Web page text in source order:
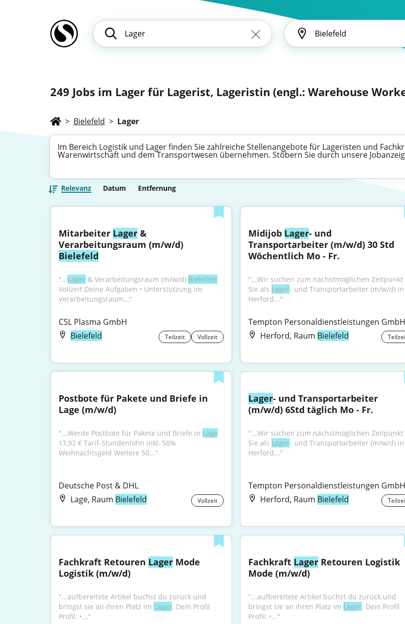
249 Jobs im Lager für Lagerist, Lageristin (engl.: Warehouse
> Bielefeld > Lager
Im Bereich Logistik und Lager finden Sie zahlreiche Stellenangebote für Lageristen und
Warenwirtschaft und dem Transportwesen übernehmen. Stöbern Sie durch unsere
Relevanz Datum Entfernung
Mitarbeiter Lager &
Bielefeld
"...Lager & Verarbeitungsraum (m/w/d) Bielefeld
Vollzeit Deine Aufgaben • Unterstützung im
Verarbeitungsraum..."
CSL Plasma GmbH
Bielefeld
Teilzeit Vollzeit
Midijob Lager- und
Transportarbeiter (m/w/d) 30 Std
Wöchentlich Mo - Fr.
"...Wir suchen zum nächstmöglichen Zeitpunkt
Sie als Lager- und Transportarbeiter (m/w/d) in
Herford..."
Tempton Personaldienstleistungen GmbH
Herford, Raum Bielefeld
Postbote für Pakete und Briefe in
Lage (m/w/d)
"...Werde Postbote für Pakete und Briefe in Lage
17,92 € Tarif-Stundenlohn inkl. 50%
Weihnachtsgeld Weitere 50..."
Deutsche Post & DHL
Lage, Raum Bielefeld Vollzeit
Lager- und Transportarbeiter
(m/w/d) 6Std täglich Mo - Fr.
"...Wir suchen zum nächstmöglichen Zeitpunkt
Sie als Lager- und Transportarbeiter (m/w/d) in
Herford..."
Tempton Personaldienstleistungen GmbH
Herford, Raum Bielefeld
Fachkraft Retouren Lager Mode
Logistik (m/w/d)
"...aufbereitete Artikel buchst du zurück und
bringst sie an ihren Platz im Lager. Dein Profil
Profil: •..."
Fachkraft Lager Retouren Logistik
Mode (m/w/d)
"...aufbereitete Artikel buchst du zurück und
bringst sie an ihren Platz im Lager. Dein Profil
Profil: •..."